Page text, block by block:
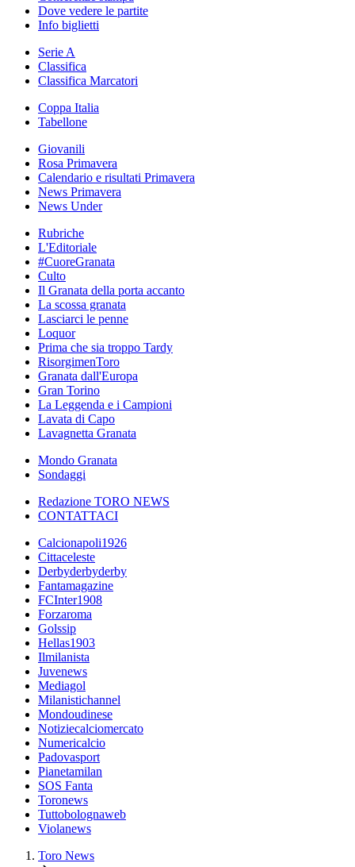
Dove vedere le partite
Info biglietti
Serie A
Classifica
Classifica Marcatori
Coppa Italia
Tabellone
Giovanili
Rosa Primavera
Calendario e risultati Primavera
News Primavera
News Under
Rubriche
L'Editoriale
#CuoreGranata
Culto
Il Granata della porta accanto
La scossa granata
Lasciarci le penne
Loquor
Prima che sia troppo Tardy
RisorgimenToro
Granata dall'Europa
Gran Torino
La Leggenda e i Campioni
Lavata di Capo
Lavagnetta Granata
Mondo Granata
Sondaggi
Redazione TORO NEWS
CONTATTACI
Calcionapoli1926
Cittaceleste
Derbyderbyderby
Fantamagazine
FCInter1908
Forzaroma
Golssip
Hellas1903
Ilmilanista
Juvenews
Mediagol
Milanistichannel
Mondoudinese
Notiziecalciomercato
Numericalcio
Padovasport
Pianetamilan
SOS Fanta
Toronews
Tuttobolognaweb
Violanews
Toro News